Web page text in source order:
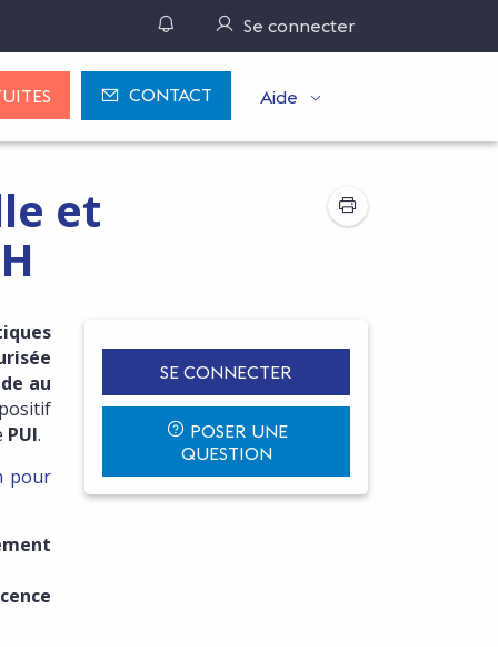
Gérer ses notifications
Se connecter
CONTACT Aide
et
au
PUI.
pour
SE CONNECTER
POSER UNE
QUESTION